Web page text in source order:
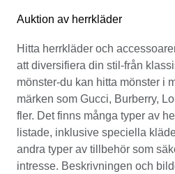
Auktion av herrkläder
Hitta herrkläder och
att diversifiera din stil-från
mönster-du kan hitta mönster i
märken som Gucci, Burberry,
fler. Det finns många typer av
listade, inklusive speciella
andra typer av tillbehör som
intresse. Beskrivningen och